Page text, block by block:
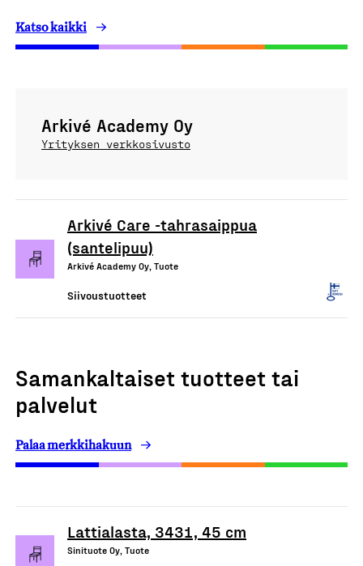
Katso kaikki
Arkivé Academy Oy
Yrityksen verkkosivusto
Arkivé Care -tahrasaippua
(santelipuu)
Arkivé Academy Oy, Tuote
Siivoustuotteet
Samankaltaiset tuotteet tai
palvelut
Palaa merkkihakuun
Lattialasta, 3431, 45 cm
Sinituote Oy, Tuote